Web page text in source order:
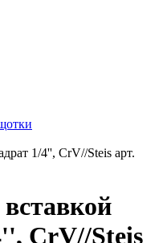
1/4'', CrV//Steis арт.
CrV//Steis